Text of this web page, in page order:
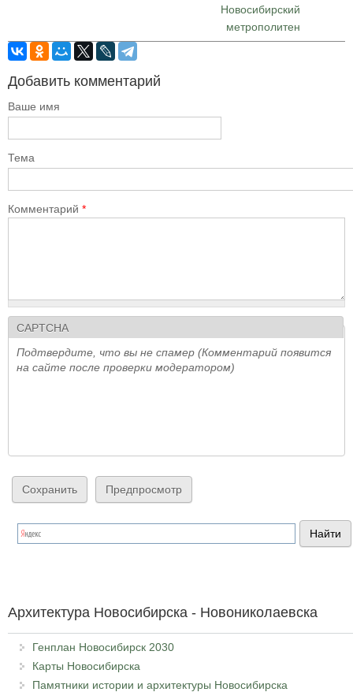
Новосибирский
метрополитен
Добавить комментарий
Ваше имя
Тема
Комментарий *
CAPTCHA
Подтвердите, что вы не спамер (Комментарий появится
на сайте после проверки модератором)
Архитектура Новосибирска - Новониколаевска
Генплан Новосибирск 2030
Карты Новосибирска
Памятники истории и архитектуры Новосибирска